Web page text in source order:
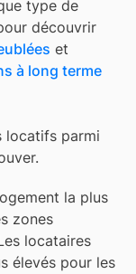
type de
découvrir
et
à long terme
locatifs parmi
.
la plus
zones
locataires
élevés pour les